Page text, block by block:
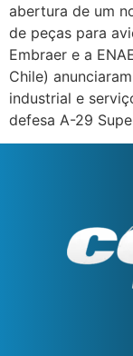
abertura de um
de peças para
Embraer e a
Chile)
industrial e
defesa A-29